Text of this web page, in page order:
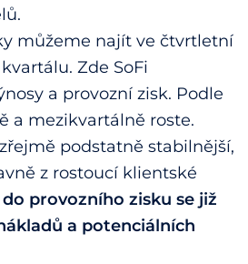
můžeme najít ve čtvrtletní
Zde SoFi
a provozní zisk. Podle
a mezikvartálně roste.
podstatně stabilnější,
z rostoucí klientské
do provozního zisku se již
a potenciálních